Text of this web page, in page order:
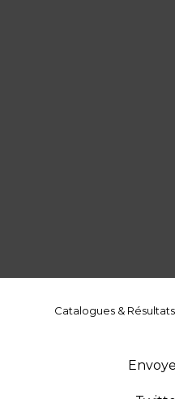
Catalogues & Résultats